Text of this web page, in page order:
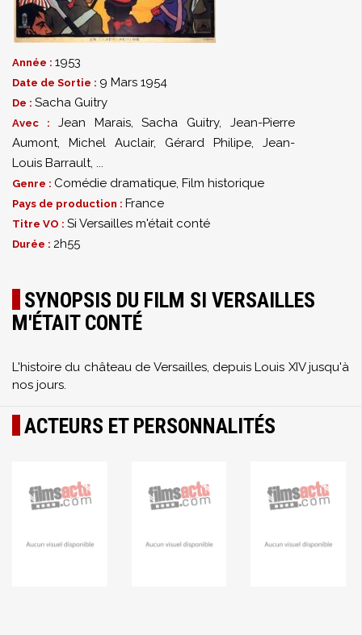
Année : 1953
Date de Sortie : 9 Mars 1954
De : Sacha Guitry
Avec : Jean Marais,Sacha Guitry,Jean-Pierre
Aumont, Michel Auclair, Gérard Philipe, Jean-
Louis Barrault, ...
Genre : Comédie dramatique, Film historique
Pays de production : France
Titre VO : Si Versailles m'était conté
Durée : 2h55
SYNOPSIS DU FILM SI VERSAILLES
M'ÉTAIT CONTÉ
L'histoire du château de Versailles, depuis Louis XIV jusqu'à
nos jours.
ACTEURS ET PERSONNALITÉS